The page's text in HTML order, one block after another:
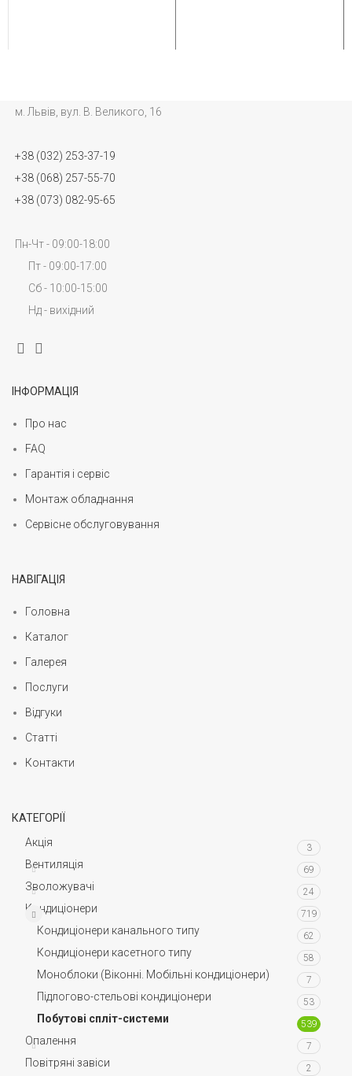
м. Львів, вул. В. Великого, 16
+38 (032) 253-37-19
+38 (068) 257-55-70
+38 (073) 082-95-65
Пн-Чт - 09:00-18:00
Пт - 09:00-17:00
Сб - 10:00-15:00
Нд - вихідний
ІНФОРМАЦІЯ
Про нас
FAQ
Гарантія і сервіс
Монтаж обладнання
Сервісне обслуговування
НАВІГАЦІЯ
Головна
Каталог
Галерея
Послуги
Відгуки
Статті
Контакти
КАТЕГОРІЇ
Акція
3
Вентиляція 69
Зволожувачі 24
Кондиціонери 719
Кондиціонери канального типу 62
Кондиціонери касетного типу 58
Моноблоки (Віконні. Мобільні кондиціонери) 7
Підлогово-стельові кондиціонери 53
Побутові спліт-системи 539
Опалення 7
Повітряні завіси 2